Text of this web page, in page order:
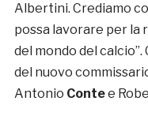
Albertini. Crediamo
possa lavorare per la
del mondo del calcio”.
del nuovo
Antonio Contee